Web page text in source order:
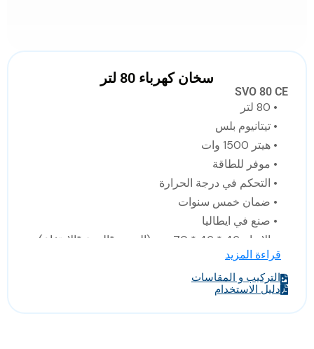
سخان كهرباء 80 لتر
SVO 80 CE
• 80 لتر
• تيتانيوم بلس
• هيتر 1500 وات
• موفر للطاقة
• التحكم في درجة الحرارة
• ضمان خمس سنوات
• صنع في ايطاليا
• الابعاد :46 * 46 * 70 سم (العرض*العمق*الارتفاع)
قراءة المزيد
التركيب و المقاسات
دليل الاستخدام